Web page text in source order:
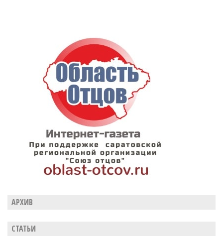
АРХИВ
СТАТЬИ